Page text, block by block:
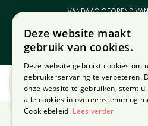
VANDAAG GEOPEND
Deze website maakt
gebruik van cookies.
Deze website gebruikt cookies om
gebruikerservaring te verbeteren.
onze website te gebruiken, stemt u
alle cookies in overeenstemming
Cookiebeleid. Lees verder